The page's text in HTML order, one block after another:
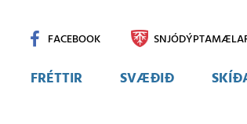
FACEBOOK
FRÉTTIR SVÆÐIÐ